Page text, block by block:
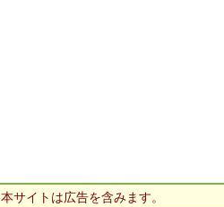
本サイトは広告を含みます。